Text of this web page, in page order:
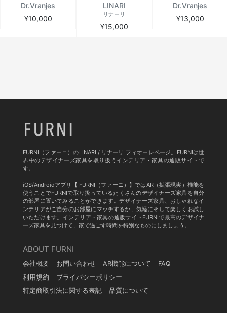
Dr.Vranjes
¥10,000
LINARI
リナーリ
¥15,000
Dr.Vranjes
¥13,000
FURNI（ファーニ）のLINARI / リナーリ フィオーレページ。FURNIは世
界中のデザイナーズ家具を取り扱うインテリア・家具の通販サイトで
す。
iOS/Androidアプリ【 FURNI（ファーニ）】ではAR（拡張現実）機能を
使うことでFURNIで取り扱っているたくさんのデザイナーズ家具を自分
の部屋に置いてみることができます。デザイナーズ家具、おしゃれなイ
ンテリアがご自分のお部屋にマッチするか、気軽にそして楽しくお試し
いただけます。インテリア・家具の通販サイトFURNIで最高のデザイナ
ーズ家具を見つけて、家で過ごす時間を特別なものにしましょう。
ABOUT FURNI
会社概要 お問い合わせ AR機能について
FAQ
利用規約
プライバシーポリシー
特定商取引法に関する表記
品質について